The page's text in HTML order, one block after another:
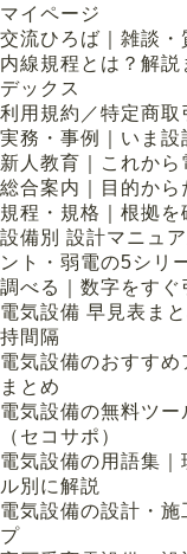
マイページ
交流ひろば｜雑談・
内線規程とは？解
デックス
利用規約／特定商
実務・事例｜いま
新人教育｜これか
総合案内｜目的から
規程・規格｜根拠
設備別 設計マニュ
ント・弱電の5シリ
調べる｜数字をすぐ
電気設備 早見表ま
持間隔
電気設備のおすす
まとめ
電気設備の無料ツ
（セコサポ）
電気設備の用語集
ル別に解説
電気設備の設計・
プ